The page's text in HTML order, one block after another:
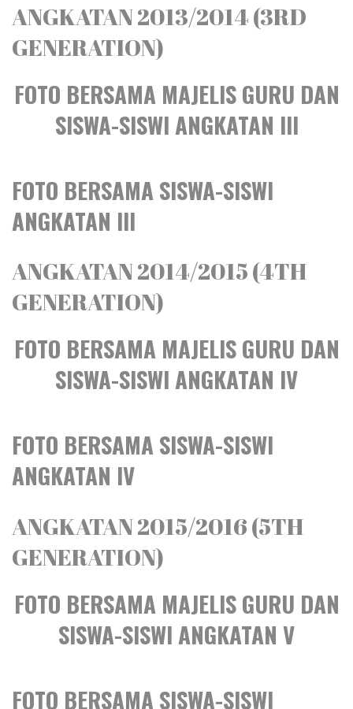
ANGKATAN 2013/2014 (3RD
GENERATION)
FOTO BERSAMA MAJELIS GURU DAN
SISWA-SISWI ANGKATAN III
FOTO BERSAMA SISWA-SISWI
ANGKATAN III
ANGKATAN 2014/2015 (4TH
GENERATION)
FOTO BERSAMA MAJELIS GURU DAN
SISWA-SISWI ANGKATAN IV
FOTO BERSAMA SISWA-SISWI
ANGKATAN IV
ANGKATAN 2015/2016 (5TH
GENERATION)
FOTO BERSAMA MAJELIS GURU DAN
SISWA-SISWI ANGKATAN V
FOTO BERSAMA SISWA-SISWI